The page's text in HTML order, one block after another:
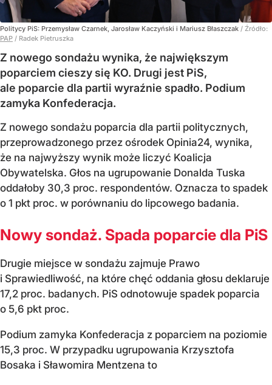
Politycy PiS: Przemysław Czarnek, Jarosław Kaczyński i Mariusz Błaszczak / Źródło:
PAP / Radek Pietruszka
Z nowego sondażu wynika, że największym
poparciem cieszy się KO. Drugi jest PiS,
ale poparcie dla partii wyraźnie spadło. Podium
zamyka Konfederacja.
Z nowego sondażu poparcia dla partii politycznych,
przeprowadzonego przez ośrodek Opinia24, wynika,
że na najwyższy wynik może liczyć Koalicja
Obywatelska. Głos na ugrupowanie Donalda Tuska
oddałoby 30,3 proc. respondentów. Oznacza to spadek
o 1 pkt proc. w porównaniu do lipcowego badania.
Nowy sondaż. Spada poparcie dla PiS
Drugie miejsce w sondażu zajmuje Prawo
i Sprawiedliwość, na które chęć oddania głosu deklaruje
17,2 proc. badanych. PiS odnotowuje spadek poparcia
o 5,6 pkt proc.
Podium zamyka Konfederacja z poparciem na poziomie
15,3 proc. W przypadku ugrupowania Krzysztofa
Bosaka i Sławomira Mentzena to